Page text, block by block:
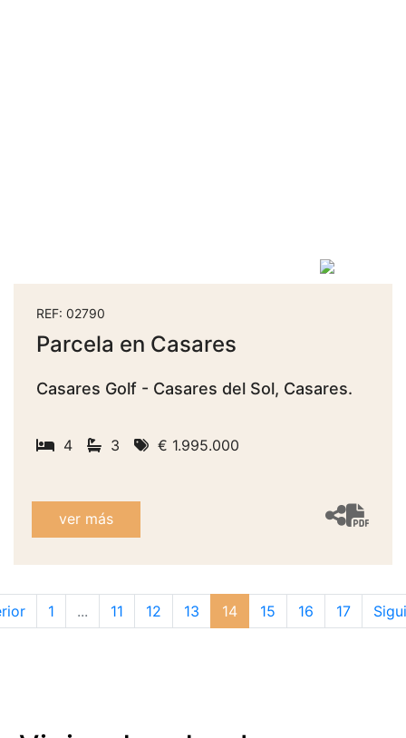
REF: 02790
Parcela en Casares
Casares Golf - Casares del Sol, Casares.
4 3 € 1.995.000
ver más
1 ... 11 12 13 14 15 16 17